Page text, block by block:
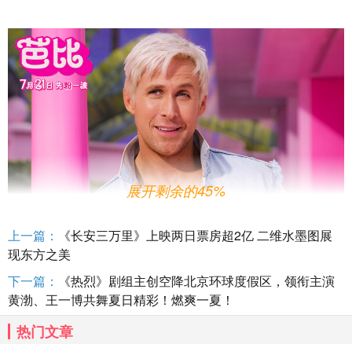
展开剩余的45%
上一篇：
《长安三万里》上映两日票房超2亿 二维水墨图展
现东方之美
下一篇：
《热烈》剧组主创空降北京环球度假区，领衔主演
黄渤、王一博共舞夏日精彩！燃爽一夏！
热门文章